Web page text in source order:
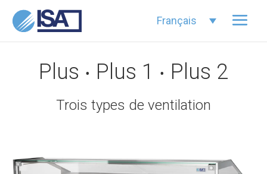
Français
Plus ‧ Plus 1 ‧ Plus 2
Trois types de ventilation